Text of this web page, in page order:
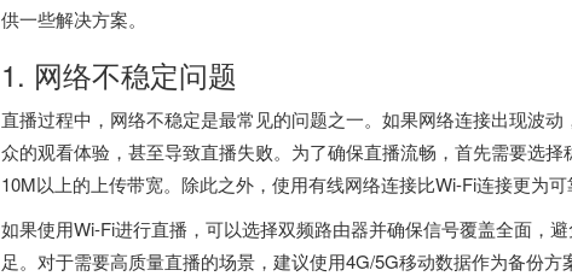
供一些解决方案。
1. 网络不稳定问题
直播过程中，网络不稳定是最常见的问题之一。如果网络连接出现波
众的观看体验，甚至导致直播失败。为了确保直播流畅，首先需要选
10M以上的上传带宽。除此之外，使用有线网络连接比Wi-Fi连接更为可
如果使用Wi-Fi进行直播，可以选择双频路由器并确保信号覆盖全面，
足。对于需要高质量直播的场景，建议使用4G/5G移动数据作为备份方